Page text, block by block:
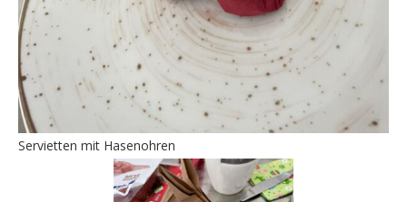
Servietten mit Hasenohren